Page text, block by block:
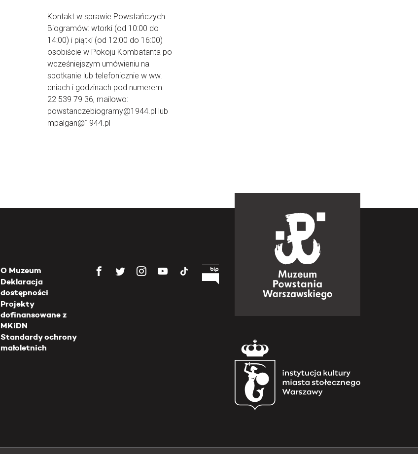
Kontakt w sprawie Powstańczych
Biogramów: wtorki (od 10:00 do
14:00) i piątki (od 12:00 do 16:00)
osobiście w Pokoju Kombatanta po
wcześniejszym umówieniu na
spotkanie lub telefonicznie w ww.
dniach i godzinach pod numerem:
22 539 79 36, mailowo:
powstanczebiogramy@1944.pl lub
mpalgan@1944.pl
O Muzeum
Deklaracja
dostępności
Projekty
dofinansowane z
MKiDN
Standardy ochrony
małoletnich